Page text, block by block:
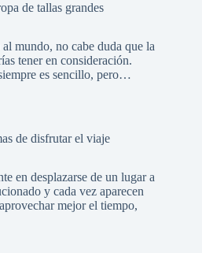
de tallas grandes
mundo, no cabe duda que la
tener en consideración.
es sencillo, pero…
de disfrutar el viaje
en desplazarse de un lugar a
y cada vez aparecen
mejor el tiempo,